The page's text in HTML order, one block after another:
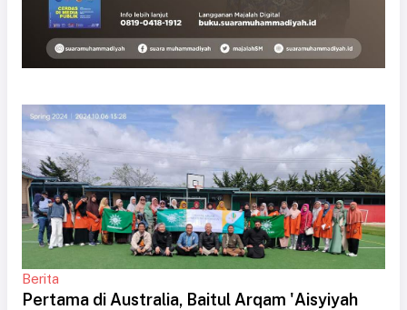
Berita
Pertama di Australia, Baitul Arqam 'Aisyiyah